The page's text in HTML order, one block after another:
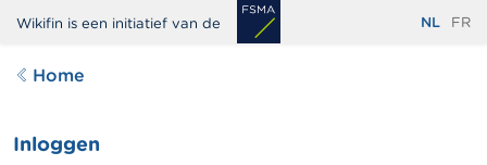
Overslaan
naar
gaan
Wikifin is een initiatief van de NL FR
Home
Inloggen